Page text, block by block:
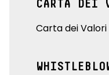
CARTA DEI
Carta dei Valori